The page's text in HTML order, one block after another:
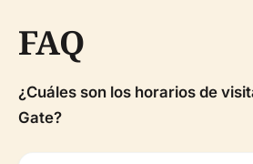
FAQ
¿Cuáles son los horarios de
Gate?